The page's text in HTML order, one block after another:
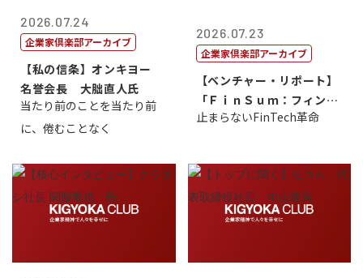
2026.07.24
企業家倶楽部アーカイブ
【私の信条】オンキヨー
名誉会長 大朏直人氏
当たり前のことを当たり前
に、倦むことなく
2026.07.23
企業家倶楽部アーカイブ
【ベンチャー・リポート】
「ＦｉｎＳｕｍ：フィンテ
ック・サミッ...
止まらないFinTech革命